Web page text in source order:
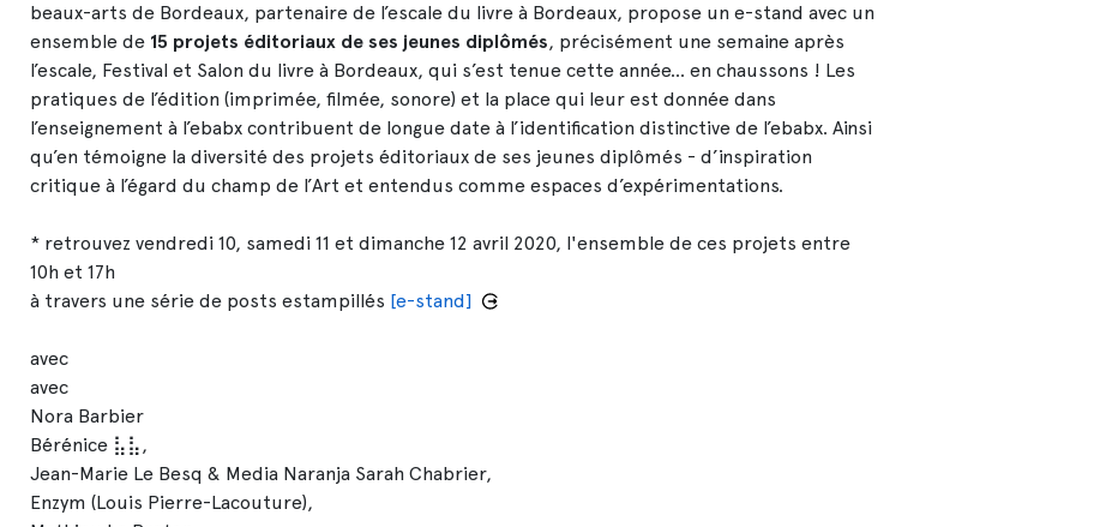
beaux-arts de Bordeaux, partenaire de l’escale du livre à Bordeaux, propose un e-stand avec un
ensemble de 15 projets éditoriaux de ses jeunes diplômés, précisément une semaine après
l’escale, Festival et Salon du livre à Bordeaux, qui s’est tenue cette année... en chaussons ! Les
pratiques de l’édition (imprimée, filmée, sonore) et la place qui leur est donnée dans
l’enseignement à l’ebabx contribuent de longue date à l’identification distinctive de l’ebabx. Ainsi
qu’en témoigne la diversité des projets éditoriaux de ses jeunes diplômés - d’inspiration
critique à l’égard du champ de l’Art et entendus comme espaces d’expérimentations.
* retrouvez vendredi 10, samedi 11 et dimanche 12 avril 2020, l'ensemble de ces projets entre
10h et 17h
à travers une série de posts estampillés [e-stand]
avec
avec
Nora Barbier
Bérénice ⣧⣧,
Jean-Marie Le Besq & Media Naranja Sarah Chabrier,
Enzym (Louis Pierre-Lacouture),